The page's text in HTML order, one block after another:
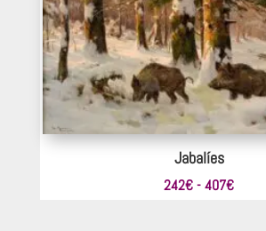
473€
Jabalíes
242€ - 407€Rango